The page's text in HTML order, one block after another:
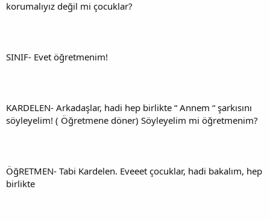
korumalıyız değil mi çocuklar?
SINIF- Evet öğretmenim!
KARDELEN- Arkadaşlar, hadi hep birlikte “ Annem “ şarkısını
söyleyelim! ( Öğretmene döner) Söyleyelim mi öğretmenim?
ÖğRETMEN- Tabi Kardelen. Eveeet çocuklar, hadi bakalım, hep
birlikte